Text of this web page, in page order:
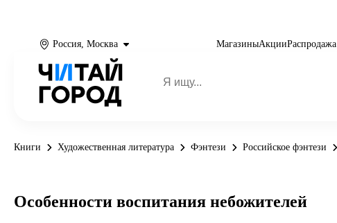
Россия, Москва МагазиныАкцииРаспродажа
Книги Художественная литература Фэнтези Российское фэнтези
Особенности воспитания небожителей